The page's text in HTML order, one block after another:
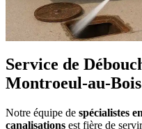
Service de
Montroeul-au-
Notre équipe de spécialistes
canalisations est fière de